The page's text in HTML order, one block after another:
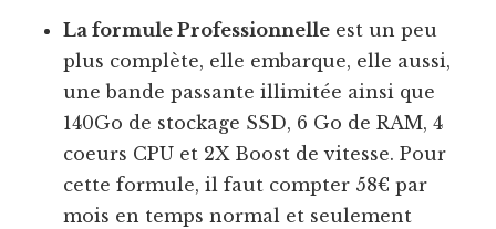
La formule Professionnelle est un peu
plus complète, elle embarque, elle aussi,
une bande passante illimitée ainsi que
140Go de stockage SSD, 6 Go de RAM, 4
coeurs CPU et 2X Boost de vitesse. Pour
cette formule, il faut compter 58€ par
mois en temps normal et seulement